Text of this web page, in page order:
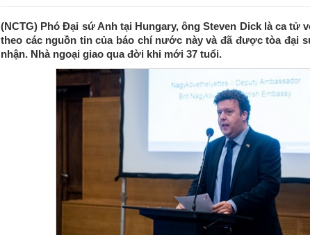
(NCTG) Phó Đại sứ Anh tại Hungary, ông Steven Dick là ca tử
theo các nguồn tin của báo chí nước này và đã được tòa đại
nhận. Nhà ngoại giao qua đời khi mới 37 tuổi.